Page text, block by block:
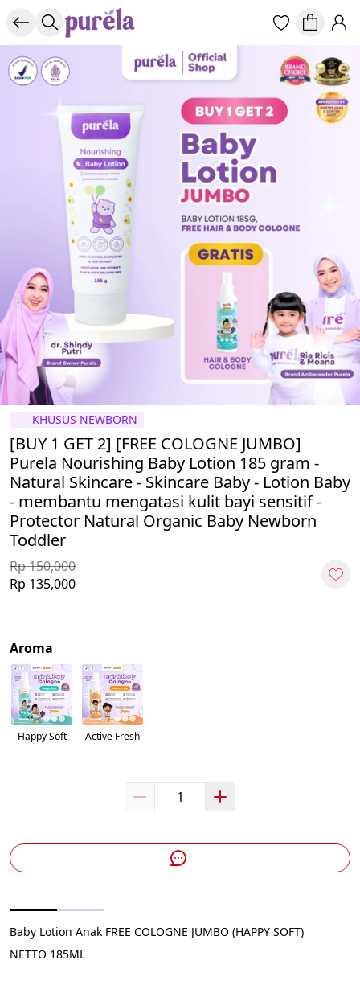
KHUSUS NEWBORN
[BUY 1 GET 2] [FREE COLOGNE JUMBO]
Purela Nourishing Baby Lotion 185 gram -
Natural Skincare - Skincare Baby - Lotion Baby
- membantu mengatasi kulit bayi sensitif -
Protector Natural Organic Baby Newborn
Toddler
Rp 150,000
Rp 135,000
Aroma
Happy Soft Active Fresh
Baby Lotion Anak FREE COLOGNE JUMBO (HAPPY SOFT)
NETTO 185ML